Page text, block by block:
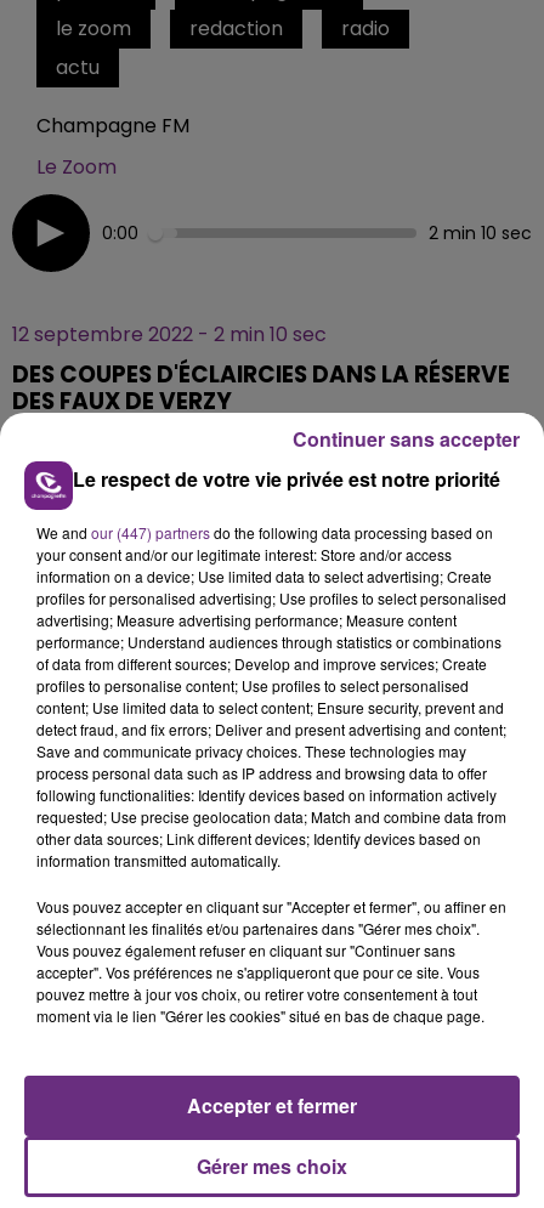
le zoom
redaction
radio
actu
Champagne FM
Le Zoom
0:00 2 min 10 sec
12 septembre 2022 - 2 min 10 sec
DES COUPES D'ÉCLAIRCIES DANS LA RÉSERVE
DES FAUX DE VERZY
Chaque jour la rédaction CHAMPAGNE FM, vous
propose un ZOOM sur un sujet d'actualité. Rencontre
avec les personnalités qui font l'actu dans notre
région.
TITRES DIFFUSÉS
19h35
19h35
Mr Know It All
19h28
19h28
Coups Et Blessures
19h21
19h21
Le respect de votre vie privée est notre priorité
We and our (447) partnersdo the following data processing based on
your consent and/or our legitimate interest: Store and/or access
information on a device; Use limited data to select advertising; Create
profiles for personalised advertising; Use profiles to select personalised
advertising; Measure advertising performance; Measure content
performance; Understand audiences through statistics or combinations
of data from different sources; Develop and improve services; Create
profiles to personalise content; Use profiles to select personalised
content; Use limited data to select content; Ensure security, prevent and
detect fraud, and fix errors; Deliver and present advertising and content;
Save and communicate privacy choices. These technologies may
process personal data such as IP address and browsing data to offer
following functionalities: Identify devices based on information actively
requested; Use precise geolocation data; Match and combine data from
other data sources; Link different devices; Identify devices based on
information transmitted automatically.
Vous pouvez accepter en cliquant sur "Accepter et fermer", ou affiner en
sélectionnant les finalités et/ou partenaires dans "Gérer mes choix".
Vous pouvez également refuser en cliquant sur "Continuer sans
accepter". Vos préférences ne s'appliqueront que pour ce site. Vous
pouvez mettre à jour vos choix, ou retirer votre consentement à tout
moment via le lien "Gérer les cookies" situé en bas de chaque page.
Gérer mes choix
Accepter et fermer
Continuer sans accepter